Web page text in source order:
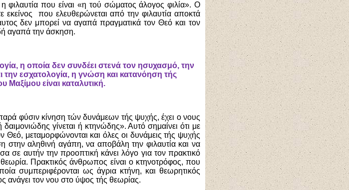
φιλαυτία που είναι «η τού σώματος άλογος φιλία». Ο
εκείνος που ελευθερώνεται από την φιλαυτία αποκτά
δεν μπορεί να αγαπά πραγματικά τον Θεό και τον
αγαπά την άσκηση.
η οποία δεν συνδέει στενά τον ησυχασμό, την
την εσχατολογία, η γνώση και κατανόηση τής
Μαξίμου είναι καταλυτική.
φύσιν κίνηση τών δυνάμεων τής ψυχής, έχει ο νους
γίνεται ή κτηνώδης». Αυτό σημαίνει ότι με
μεταμορφώνονται και όλες οι δυνάμεις τής ψυχής
στην αληθινή αγάπη, να αποβάλη την φιλαυτία και να
σε αυτήν την προοπτική κάνει λόγο για τον πρακτικό
Πρακτικός άνθρωπος είναι ο κτηνοτρόφος, που
συμπεριφέρονται ως άγρια κτήνη, και θεωρητικός
τον νου στο ύψος τής θεωρίας.